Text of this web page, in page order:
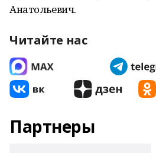
Анатольевич.
Читайте нас
Партнеры